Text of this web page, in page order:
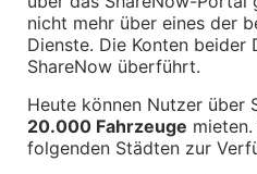
Interieur
Navigation Update
Kommunikation &
Winterkompletträder
Räderzubehör
Felgen
Reifen
nicht mehr über eines der
Dienste. Die Konten beider
ShareNow überführt.
Heute können Nutzer über
20.000 Fahrzeuge
folgenden Städten zur